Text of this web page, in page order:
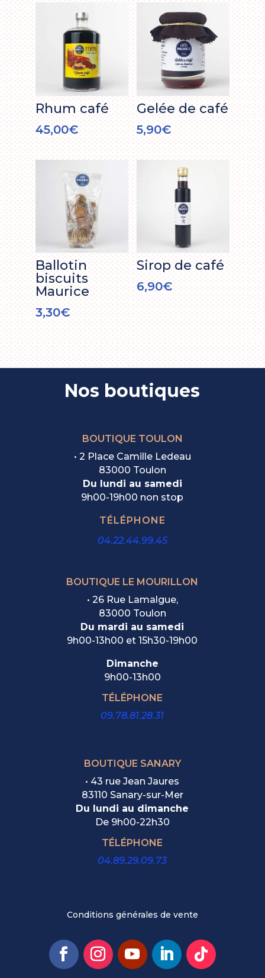
Rhum café
45,00€
Gelée de café
5,90€
Ballotin
biscuits
Maurice
3,30€
Sirop de café
6,90€
Nos boutiques
BOUTIQUE TOULON
• 2 Place Camille Ledeau
83000 Toulon
Du lundi au samedi
9h00-19h00 non stop
TÉLÉPHONE
04.22.44.99.45
BOUTIQUE LE MOURILLON
• 26 Rue Lamalgue,
83000 Toulon
Du mardi au samedi
9h00-13h00 et 15h30-19h00
Dimanche
9h00-13h00
TÉLÉPHONE
09.78.81.28.31
BOUTIQUE SANARY
• 43 rue Jean Jaures
83110 Sanary-sur-Mer
Du lundi au dimanche
De 9h00-22h30
TÉLÉPHONE
04.89.29.09.73
Conditions générales de vente